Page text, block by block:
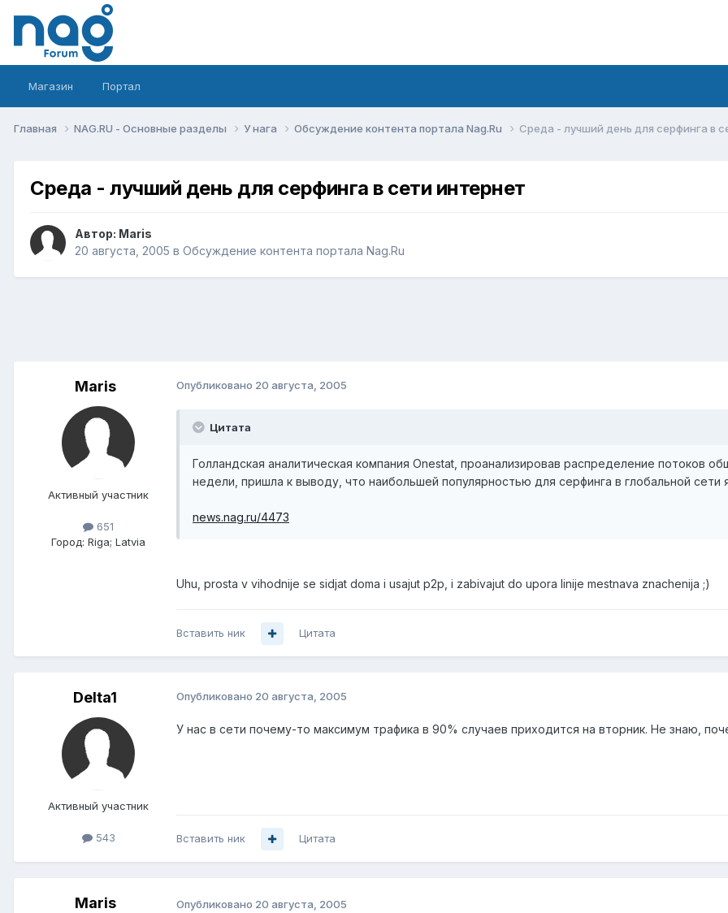
Магазин Портал
Главная NAG.RU - Основные разделы У нага Обсуждение контента портала Nag.Ru Среда - лучший день для серфинга в
Среда - лучший день для серфинга в сети интернет
Автор: Maris
20 августа, 2005 в Обсуждение контента портала Nag.Ru
Maris
Активный участник
651
Город: Riga; Latvia
Опубликовано 20 августа, 2005
Цитата
Голландская аналитическая компания Onestat, проанализировав распределение потоков
недели, пришла к выводу, что наибольшей популярностью для серфинга в глобальной сети
news.nag.ru/4473
Uhu, prosta v vihodnije se sidjat doma i usajut p2p, i zabivajut do upora linije mestnava znachenija ;)
Вставить ник Цитата
Delta1
Активный участник
543
Опубликовано 20 августа, 2005
У нас в сети почему-то максимум трафика в 90% случаев приходится на вторник. Не знаю,
Вставить ник Цитата
Maris Опубликовано 20 августа, 2005